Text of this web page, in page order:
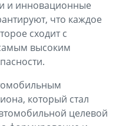
и инновационные
что каждое
сходит с
высоким
который стал
целевой